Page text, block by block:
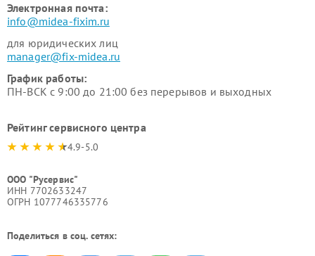
Электронная почта:
info@midea-fixim.ru
для юридических лиц
manager@fix-midea.ru
График работы:
ПН-ВСК с 9:00 до 21:00 без перерывов и выходных
Рейтинг сервисного центра
4.9-5.0
ООО "Русервис"
ИНН 7702633247
ОГРН 1077746335776
Поделиться в соц. сетях: